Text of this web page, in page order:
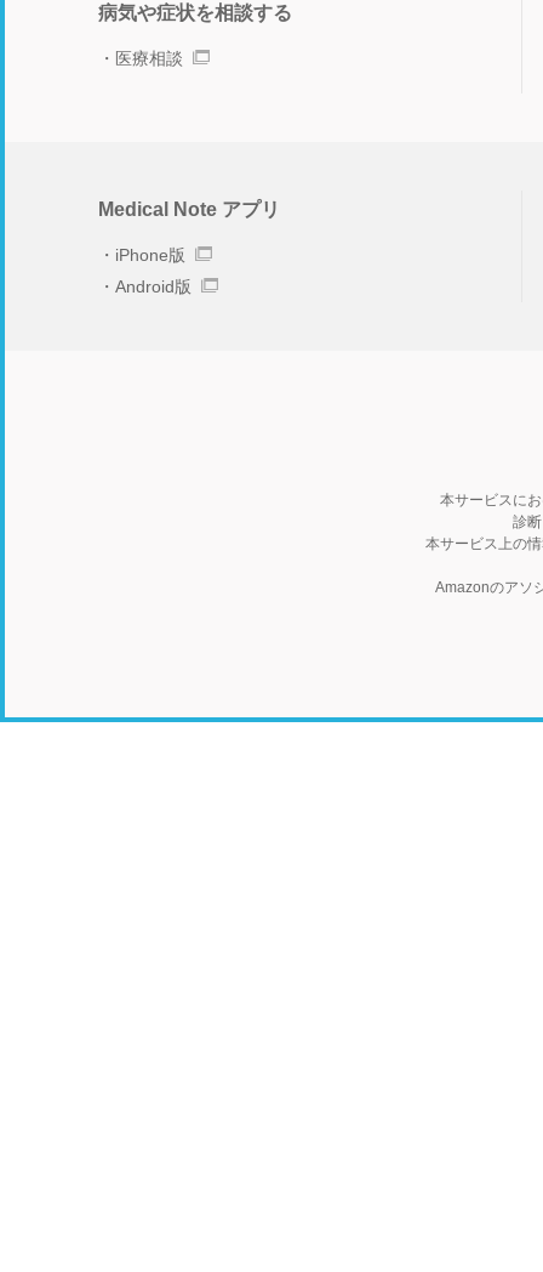
病気や症状を相談する
医療相談
Medical Note アプリ
iPhone版
Android版
本サービスに
診
本サービス上の
Amazonのアソ